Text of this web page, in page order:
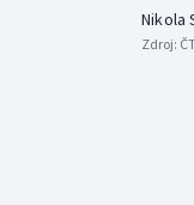
Nikola
Zdroj: